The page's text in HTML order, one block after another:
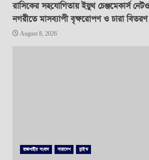
রাসিকের সহযোগিতায় ইয়ুথ চেঞ্জমেকার্স
নগরীতে মাসব্যাপী বৃক্ষরোপণ ও চারা
August 8, 2026
রাজশাহীর সংবাদ সারাদেশ স্লাইড